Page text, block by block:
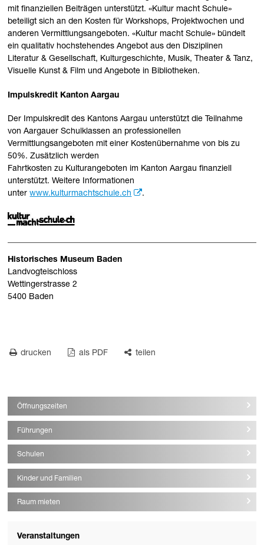
mit finanziellen Beiträgen unterstützt. «Kultur macht Schule»
beteiligt sich an den Kosten für Workshops, Projektwochen und
anderen Vermittlungsangeboten. «Kultur macht Schule» bündelt
ein qualitativ hochstehendes Angebot aus den Disziplinen
Literatur & Gesellschaft, Kulturgeschichte, Musik, Theater & Tanz,
Visuelle Kunst & Film und Angebote in Bibliotheken.
Impulskredit Kanton Aargau
Der Impulskredit des Kantons Aargau unterstützt die Teilnahme
von Aargauer Schulklassen an professionellen
Vermittlungsangeboten mit einer Kostenübernahme von bis zu
50%. Zusätzlich werden
Fahrtkosten zu Kulturangeboten im Kanton Aargau finanziell
unterstützt. Weitere Informationen
unterwww.kulturmachtschule.ch .
Historisches Museum Baden
Landvogteischloss
Wettingerstrasse 2
5400 Baden
drucken als PDF teilen
Öffnungszeiten
Führungen
Schulen
Kinder und Familien
Raum mieten
Veranstaltungen